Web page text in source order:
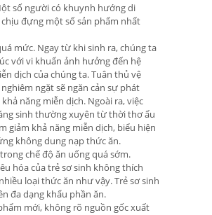
số người có khuynh hướng di
đựng một số sản phẩm nhất
mức. Ngay từ khi sinh ra, chúng ta
với vi khuẩn ảnh hưởng đến hệ
dịch của chúng ta. Tuân thủ vệ
ngặt sẽ ngăn cản sự phát
năng miễn dịch. Ngoài ra, việc
sinh thường xuyên từ thời thơ ấu
giảm khả năng miễn dịch, biểu hiện
không dung nạp thức ăn.
chế độ ăn uống quá sớm.
hóa của trẻ sơ sinh không thích
loại thức ăn như vậy. Trẻ sơ sinh
đa dạng khẩu phần ăn.
mới, không rõ nguồn gốc xuất